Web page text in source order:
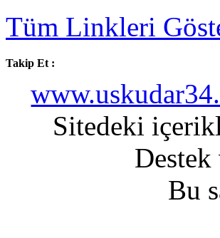
Tüm Linkleri
Takip Et :
Sitedeki
Bu